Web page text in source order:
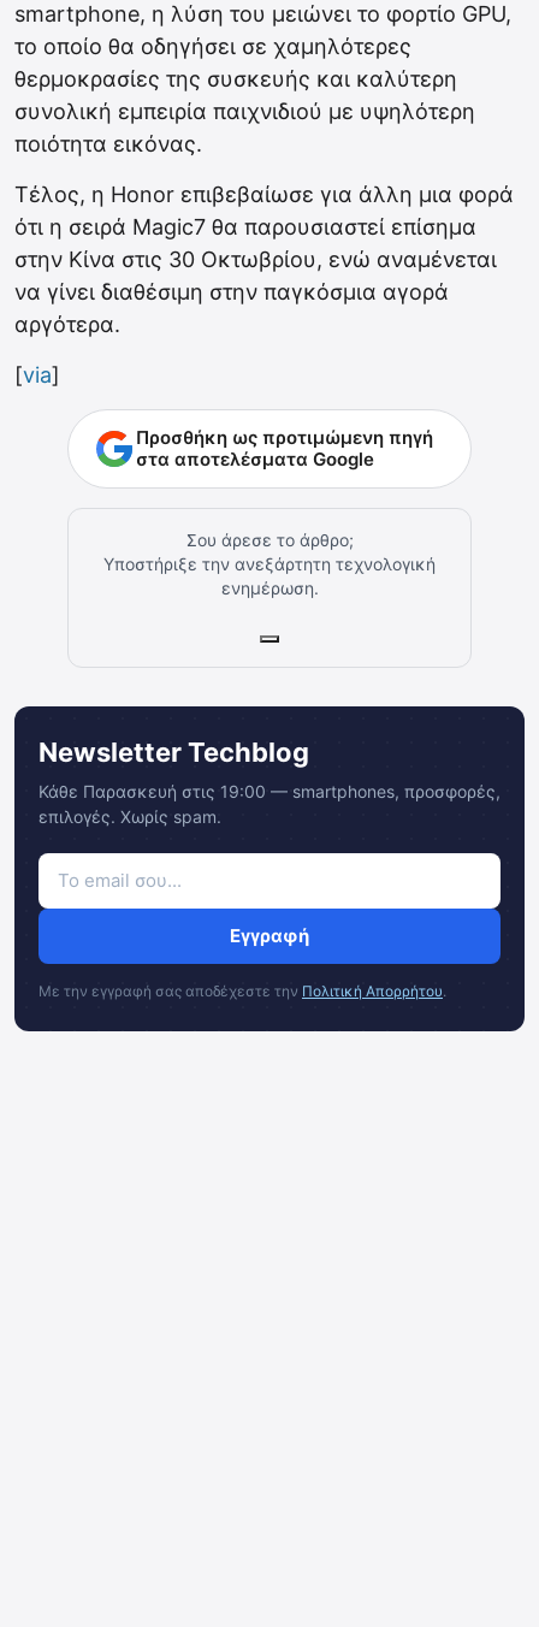
smartphone, η λύση του μειώνει το φορτίο GPU,
το οποίο θα οδηγήσει σε χαμηλότερες
θερμοκρασίες της συσκευής και καλύτερη
συνολική εμπειρία παιχνιδιού με υψηλότερη
ποιότητα εικόνας.
Τέλος, η Honor επιβεβαίωσε για άλλη μια φορά
ότι η σειρά Magic7 θα παρουσιαστεί επίσημα
στην Κίνα στις 30 Οκτωβρίου, ενώ αναμένεται
να γίνει διαθέσιμη στην παγκόσμια αγορά
αργότερα.
[via]
Προσθήκη ως προτιμώμενη πηγή
στα αποτελέσματα Google
Σου άρεσε το άρθρο;
Υποστήριξε την ανεξάρτητη τεχνολογική
ενημέρωση.
Newsletter Techblog
Κάθε Παρασκευή στις 19:00 — smartphones, προσφορές,
επιλογές. Χωρίς spam.
Εγγραφή
Με την εγγραφή σας αποδέχεστε την Πολιτική Απορρήτου.